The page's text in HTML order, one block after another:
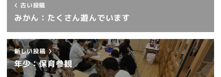
古い投稿
みかん：たくさん遊んでいます
新しい投稿
年少：保育参観